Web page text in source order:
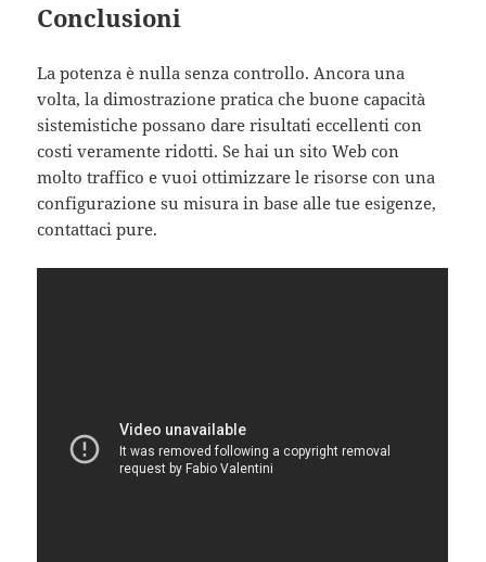
Conclusioni
La potenza è nulla senza controllo. Ancora una
volta, la dimostrazione pratica che buone capacità
sistemistiche possano dare risultati eccellenti con
costi veramente ridotti. Se hai un sito Web con
molto traffico e vuoi ottimizzare le risorse con una
configurazione su misura in base alle tue esigenze,
contattaci pure.